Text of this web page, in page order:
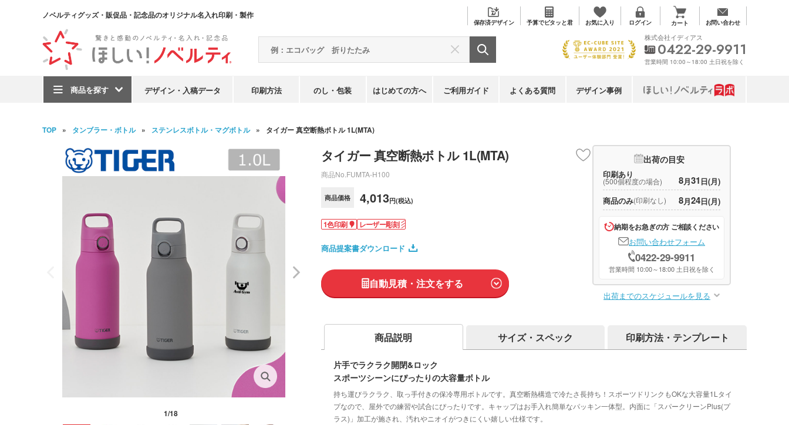
ノベルティグッズ・販促品・記念品のオリジナル名入れ印刷・製作
保存済デザイン 予算でピタッと君 お気に入り ログイン カート お問い合わせ
商品を探す デザイン・入稿データ 印刷方法 のし・包装 はじめての方へ ご利用ガイド よくある質問 デザイン事例
株式会社イディアス
0422-29-9911
営業時間 10:00～18:00 土日祝を除く
TOP タンブラー・ボトル ステンレスボトル・マグボトル タイガー 真空断熱ボトル 1L(MTA)
1/18
タイガー 真空断熱ボトル 1L(MTA)
商品No. FUMTA-H100
商品価格 4,013円(税込)
1色印刷 レーザー彫刻
商品提案書ダウンロード
自動見積・注文をする
出荷の目安
印刷あり
(500個程度の場合) 8月31 日(月)
商品のみ(印刷なし) 8月24日(月)
納期をお急ぎの方 ご相談ください
お問い合わせフォーム
0422-29-9911
営業時間 10:00～18:00 土日祝を除く
出荷までのスケジュールを見る
商品説明 サイズ・スペック 印刷方法・テンプレート
片手でラクラク開閉&ロック
スポーツシーンにぴったりの大容量ボトル
持ち運びラクラク、取っ手付きの保冷専用ボトルです。真空断熱構造で冷たさ長持ち！スポーツドリンクもOKな大容量1Lタイ
プなので、屋外での練習や試合にぴったりです。キャップはお手入れ簡単なパッキン一体型。内面に「スパークリーンPlus(プ
ラス)」加工が施され、汚れやニオイがつきにくい嬉しい仕様です。